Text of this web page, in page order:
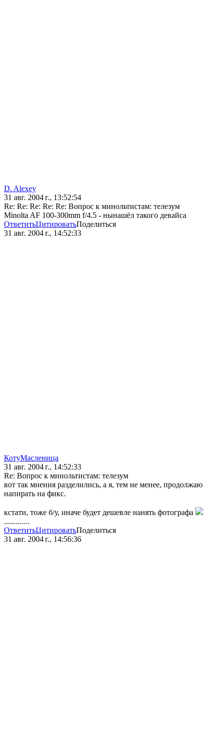
D. Alexey
31 авг. 2004 г., 13:52:54
Re: Re: Re: Re: Re: Вопрос к минольтистам: телезум
Minolta AF 100-300mm f/4.5 - нынашёл такого девайса
ОтветитьЦитироватьПоделиться
31 авг. 2004 г., 14:52:33
КотуМасленица
31 авг. 2004 г., 14:52:33
Re: Вопрос к минольтистам: телезум
вот так мнения разделились, а я, тем не менее, продолжаю
напирать на фикс.
кстати, тоже б/у, иначе будет дешевле нанять фотографа
.............
ОтветитьЦитироватьПоделиться
31 авг. 2004 г., 14:56:36